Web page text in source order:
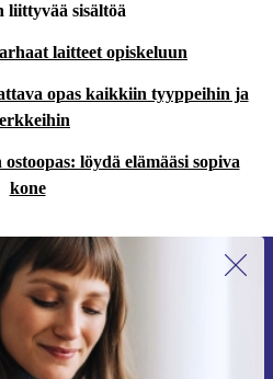
liittyvää sisältöä
laitteet opiskeluun
opas kaikkiin tyyppeihin ja
löydä elämääsi sopiva
kone
kertaa uutiskirjeen
säästä 15 €!
yhtäkään tarjousta.